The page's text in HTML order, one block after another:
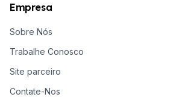
Empresa
Sobre Nós
Trabalhe Conosco
Site parceiro
Contate-Nos